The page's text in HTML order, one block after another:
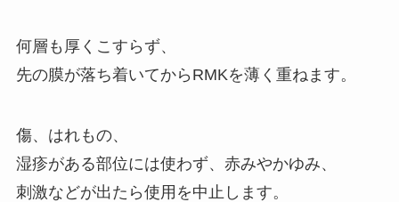
何層も厚くこすらず、
先の膜が落ち着いてからRMKを薄く重ねます。
傷、はれもの、
湿疹がある部位には使わず、赤みやかゆみ、
刺激などが出たら使用を中止します。